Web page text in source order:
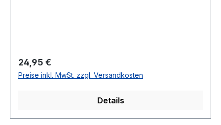
Regulärer Preis:
24,95 €
Preise inkl. MwSt. zzgl. Versandkosten
Details